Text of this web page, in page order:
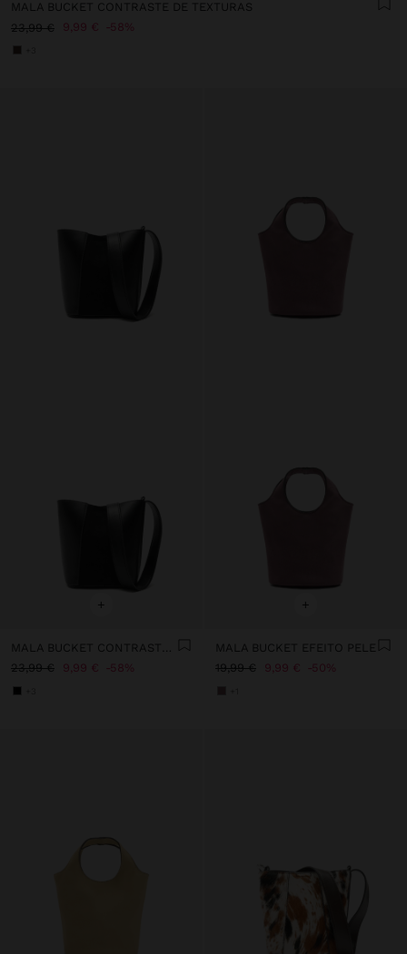
MALA BUCKET CONTRASTE DE TEXTURAS
23,99 €
9,99 € 58%
+
MALA BUCKET CONTRASTE DE TEXTURAS
23,99 €
9,99 € 58%
+
MALA BUCKET EFEITO PELE
19,99 €
9,99 € 50%